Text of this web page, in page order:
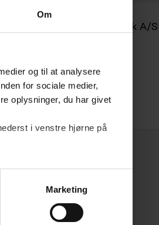
Om
og til at analysere
for sociale medier,
oplysninger, du har givet
i venstre hjørne på
Marketing
Bergholdt, Bergholdt.dk A/S
mail: john@bergholdt.dk